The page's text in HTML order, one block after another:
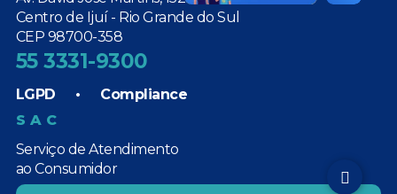
Centro de Ijuí - Rio Grande do Sul
CEP 98700-358
55 3331-9300
LGPD • Compliance
SAC
Serviço de Atendimento
ao Consumidor